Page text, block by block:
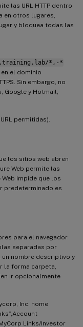
las URL HTTP dentro
en otros lugares,
y bloquea todas las
*,-*
el dominio
Sin embargo, no
Google y Hotmail,
permitidas).
los sitios web abren
Web permite las
impide que los
predeterminado es
para el navegador
separadas por
un nombre descriptivo y
la forma carpeta,
ir opcionalmente
Inc. home
Links/Investor